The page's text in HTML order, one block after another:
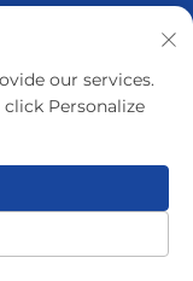
CONTATTO
our services.
Personalize